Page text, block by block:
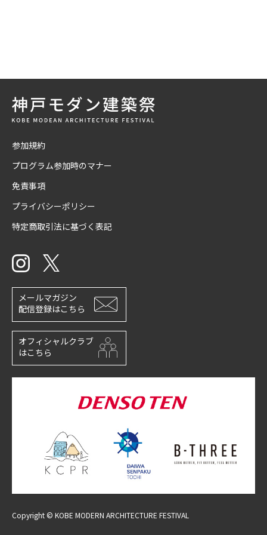
参加規約
プログラム参加時のマナー
免責事項
プライバシーポリシー
特定商取引法に基づく表記
メールマガジン
配信登録はこちら
オフィシャルクラブ
はこちら
Copyright © KOBE MODERN ARCHITECTURE FESTIVAL